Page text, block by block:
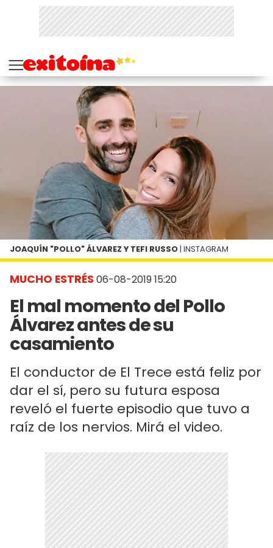
MUCHO ESTRÉS 06-08-2019 15:20
El mal momento del Pollo
Álvarez antes de su
casamiento
El conductor de El Trece está feliz por
dar el sí, pero su futura esposa
reveló el fuerte episodio que tuvo a
raíz de los nervios. Mirá el video.
JOAQUÍN "POLLO" ÁLVAREZ Y TEFI RUSSO | INSTAGRAM